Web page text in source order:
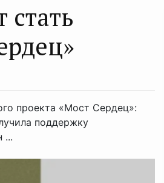
проекта «Мост Сердец»:
поддержку
...